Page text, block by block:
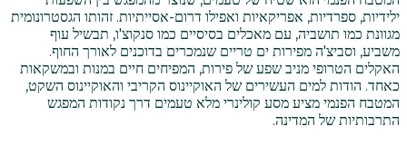
ילידיות, ספרדיות, אפריקאיות ואפילו דרום-אסייתיות. זהותו הגסטרונומית
מגוונת כמו תושביה, עם מאכלים בסיסיים כמו סנקוצ'ו, תבשיל עוף
משביע, וסביצ'ה מפירות ים טריים שנמכרים בדוכנים לאורך החוף.
האקלים הטרופי מניב שפע של פירות, המפיחים חיים במנות ובמשקאות
כאחד. הודות למים העשירים של האוקיינוס הקריבי והאוקיינוס השקט,
המטבח הפנמי מציע מסע קולינרי מלא טעמים דרך נקודות המפגש
התרבותיות של המדינה.